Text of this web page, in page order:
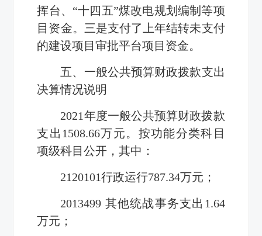
挥台、“十四五”煤改电规划编制等项
目资金。三是支付了上年结转未支付
的建设项目审批平台项目资金。
五、一般公共预算财政拨款支出
决算情况说明
2021年度一般公共预算财政拨款
支出1508.66万元。按功能分类科目
项级科目公开，其中：
2120101行政运行787.34万元；
2013499 其他统战事务支出1.64
万元；